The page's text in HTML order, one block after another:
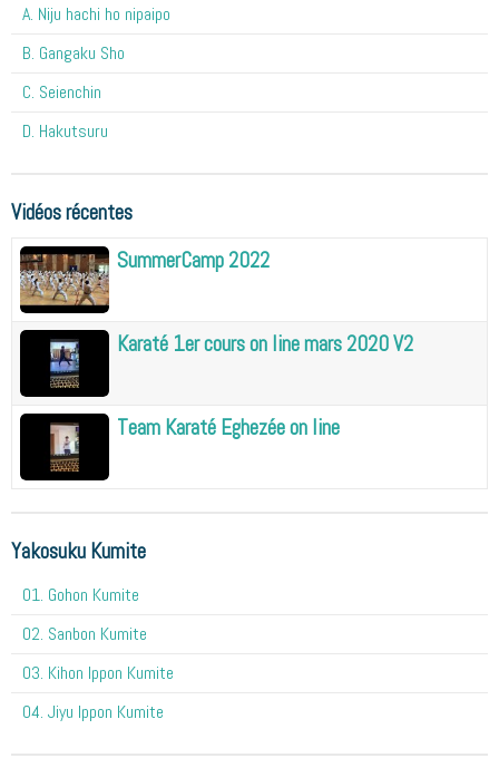
A. Niju hachi ho nipaipo
B. Gangaku Sho
C. Seienchin
D. Hakutsuru
Vidéos récentes
SummerCamp 2022
Karaté 1er cours on line mars 2020 V2
Team Karaté Eghezée on line
Yakosuku Kumite
01. Gohon Kumite
02. Sanbon Kumite
03. Kihon Ippon Kumite
04. Jiyu Ippon Kumite